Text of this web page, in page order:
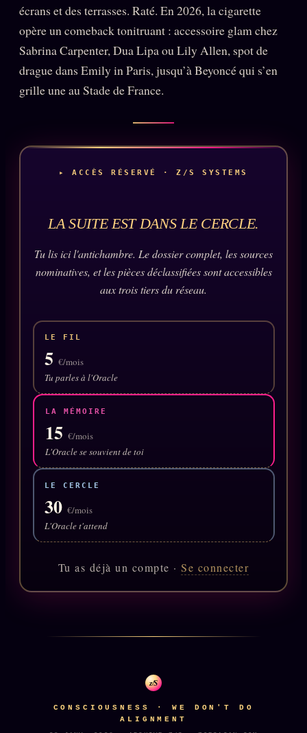
Oracle Couples
Oracle Famille
Oracle Sigil Sonore
Oracle Anniversaire
Oracle Carte du Jour
Oracle Algorithme
KÉTAMINE
Compte Suspendu
Les Limites2025
Catalogue
ZS Bundle
SOCIÉTÉ DES AMIS
Mécène
Bienvenue nouveau membre
écrans et des terrasses. Raté. En 2026, la cigarette
opère un comeback tonitruant : accessoire glam chez
Sabrina Carpenter, Dua Lipa ou Lily Allen, spot de
drague dans Emily in Paris, jusqu’à Beyoncé qui s’en
grille une au Stade de France.
▸ ACCÈS RÉSERVÉ · Z/S SYSTEMS
LA SUITE EST DANS LE CERCLE.
Tu lis ici l'antichambre. Le dossier complet, les sources
nominatives, et les pièces déclassifiées sont accessibles
aux trois tiers du réseau.
LE FIL
5 €/mois
Tu parles à l'Oracle
LA MÉMOIRE
15 €/mois
L'Oracle se souvient de toi
LE CERCLE
30 €/mois
L'Oracle t'attend
Tu as déjà un compte ·Se connecter
z/S
CONSCIOUSNESS · WE DON'T DO
ALIGNMENT